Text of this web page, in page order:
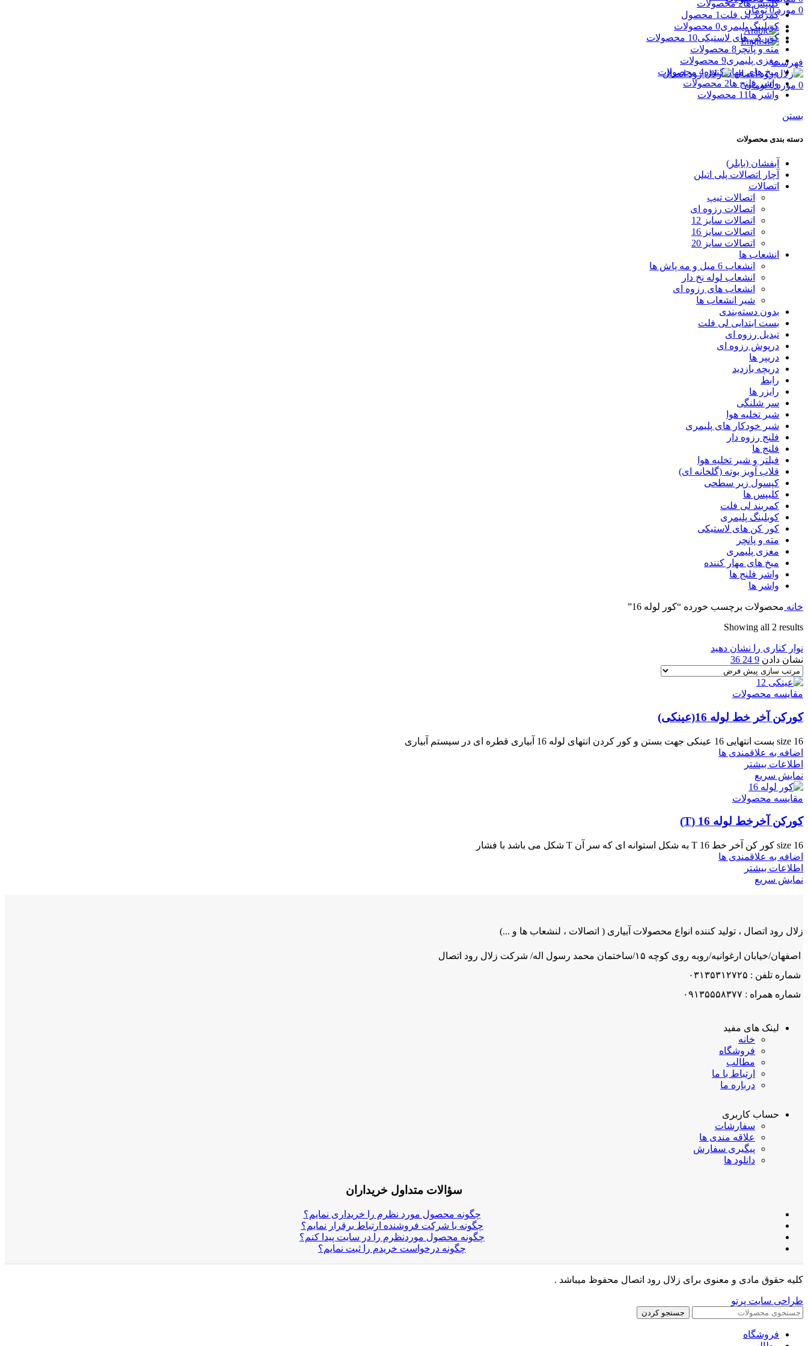
0 مورد 0 تومان
فهرست
0 مورد 0 تومان
کلیپس ها2 محصولات
کمربند لی فلت 1 محصول
کوبلینگ پلیمری0 محصولات
کور کن های لاستیکی10 محصولات
مته و پانچر 8 محصولات
مغزی پلیمری9 محصولات
میخ های مهار کننده4 محصولات
واشر فلنج ها2 محصولات
واشر ها 11 محصولات
بستن
دسته بندی محصولات
آبفشان (بابلر)
آچار اتصالات پلی اتیلن
اتصالات
اتصالات تیپ
اتصالات رزوه ای
اتصالات سایز 12
اتصالات سایز 16
اتصالات سایز 20
انشعاب ها
انشعاب 6 میل و مه پاش ها
انشعاب لوله نخ دار
انشعاب های رزوه ای
شیر انشعاب ها
بدون دسته‌بندی
بست ابتدایی لی فلت
تبدیل رزوه ای
درپوش رزوه ای
دریپر ها
دریچه بازدید
رابط
رایزر ها
سر شلنگی
شیر تخلیه هوا
شیر خودکار های پلیمری
فلنج رزوه دار
فلنج ها
فیلتر و شیر تخلیه هوا
قلاب آویز بوته (گلخانه ای)
کپسول زیر سطحی
کلیپس ها
کمربند لی فلت
کوبلینگ پلیمری
کور کن های لاستیکی
مته و پانچر
مغزی پلیمری
میخ های مهار کننده
واشر فلنج ها
واشر ها
خانه محصولات برچسب خورده “کور لوله 16”
Showing all 2 results
نوار کناری را نشان دهید
نشان دادن 9
24
36
مقایسه محصولات
کورکن آخر خط لوله 16(عینکی)
size 16 بست انتهایی 16 عینکی جهت بستن و کور کردن انتهای لوله 16 آبیاری قطره ای در سیستم آبیاری
اضافه به علاقمندی ها
اطلاعات بیشتر
نمایش سریع
مقایسه محصولات
کورکن آخرخط لوله 16 (T)
size 16 کور کن آخر خط T 16 به شکل استوانه ای که سر آن T شکل می باشد با فشار
اضافه به علاقمندی ها
اطلاعات بیشتر
نمایش سریع
زلال رود اتصال ، تولید کننده انواع محصولات آبیاری ( اتصالات ، لنشعاب ها و ...)
اصفهان/خیابان ارغوانیه/روبه روی کوچه ۱۵/ساختمان محمد رسول اله/ شرکت زلال رود اتصال
شماره تلفن : ۰۳۱۳۵۳۱۲۷۲۵
شماره همراه : ۰۹۱۳۵۵۵۸۳۷۷
لینک های مفید
خانه
فروشگاه
مطالب
ارتباط با ما
درباره ما
حساب کاربری
سفارشات
علاقه مندی ها
پیگیری سفارش
دانلود ها
سؤالات متداول خریداران
چگونه محصول مورد نظرم را خریداری نمایم؟
چگونه با شرکت فروشنده ارتباط برقرار نمایم؟
چگونه محصول موردنظرم را در سایت پیدا کنم؟
چگونه درخواست خریدم را ثبت نمایم؟
کلیه حقوق مادی و معنوی برای زلال رود اتصال محفوظ میباشد .
طراحی سایت پرتو
جستجو کردن
فروشگاه